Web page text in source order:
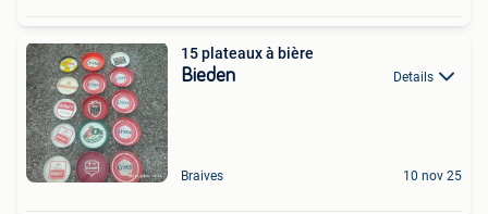
15 plateaux à bière
Bieden Details
Braives 10 nov 25